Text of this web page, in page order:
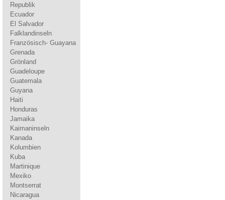
Republik
Ecuador
El Salvador
Falklandinseln
Französisch- Guayana
Grenada
Grönland
Guadeloupe
Guatemala
Guyana
Haiti
Honduras
Jamaika
Kaimaninseln
Kanada
Kolumbien
Kuba
Martinique
Mexiko
Montserrat
Nicaragua